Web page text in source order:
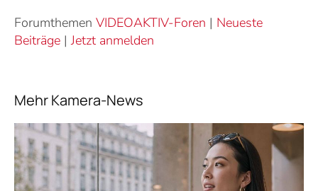
Forumthemen VIDEOAKTIV-Foren | Neueste
Beiträge |Jetzt anmelden
Mehr Kamera-News